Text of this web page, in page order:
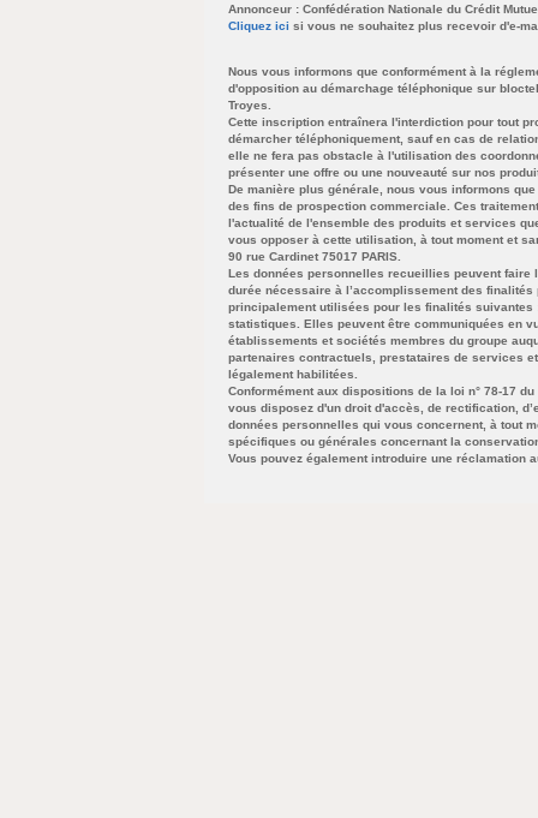
Annonceur : Confédération Nationale du Crédit
Cliquez ici si vous ne souhaitez plus recevoir d'e-
Nous vous informons que conformément à la
d'opposition au démarchage téléphonique sur
Troyes.
Cette inscription entraînera l'interdiction pour tout
démarcher téléphoniquement, sauf en cas de
elle ne fera pas obstacle à l'utilisation des
présenter une offre ou une nouveauté sur nos
De manière plus générale, nous vous informons
des fins de prospection commerciale. Ces
l'actualité de l'ensemble des produits et services
vous opposer à cette utilisation, à tout moment et
90 rue Cardinet 75017 PARIS.
Les données personnelles recueillies peuvent
durée nécessaire à l’accomplissement des
principalement utilisées pour les finalités
statistiques. Elles peuvent être communiquées en
établissements et sociétés membres du groupe
partenaires contractuels, prestataires de services
légalement habilitées.
Conformément aux dispositions de la loi n° 78-17
vous disposez d'un droit d'accès, de rectification,
données personnelles qui vous concernent, à tout
spécifiques ou générales concernant la
Vous pouvez également introduire une réclamation